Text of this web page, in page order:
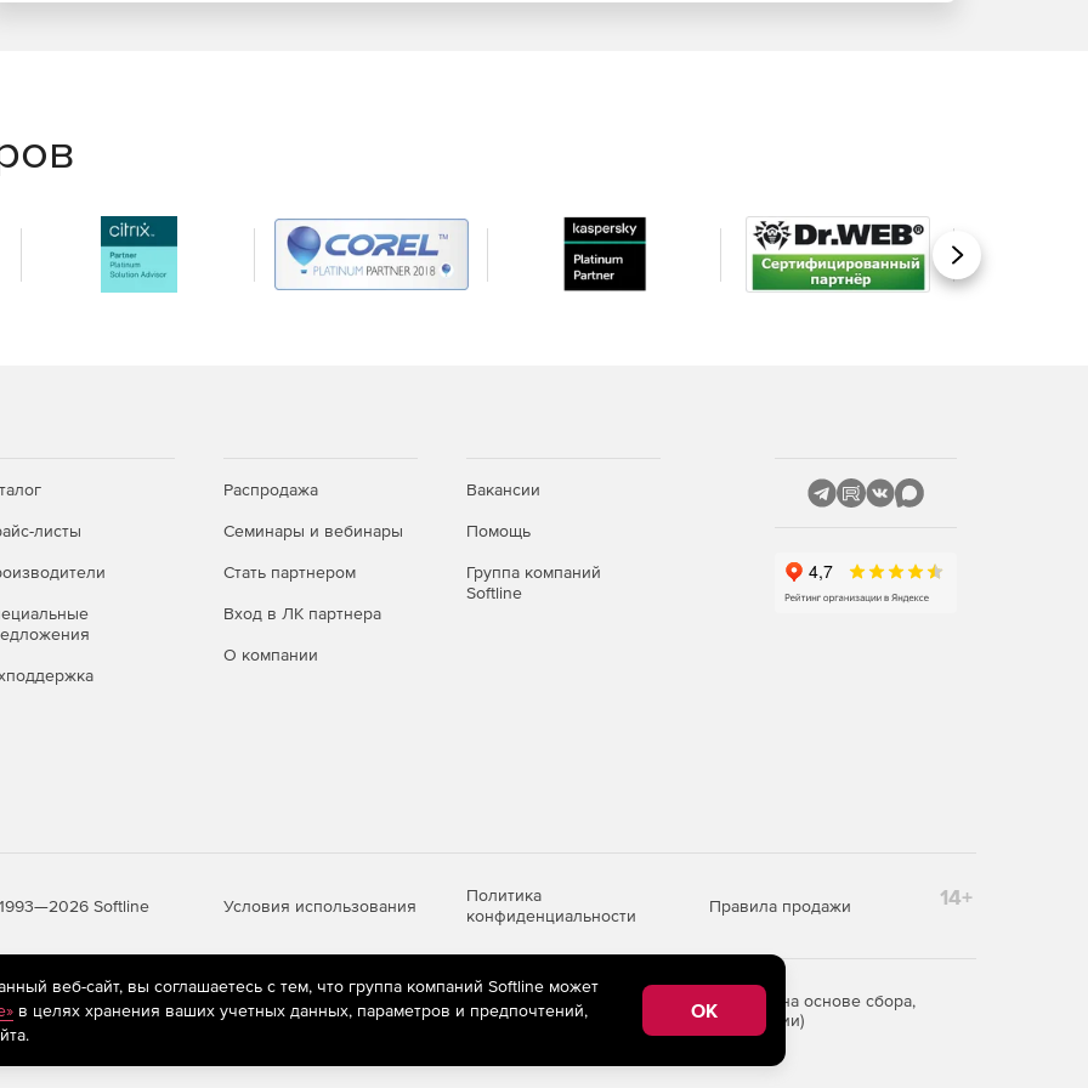
почты;
выбранный Вами сотрудник;
почтовым адресам;
Вперед
листы
Распродажа
Семинары и вебинары
Стать партнером
Вход в ЛК партнера
О компании
Вакансии
Помощь
Группа компаний
Softline
Softline Условия использования
Политика
конфиденциальности
Правила продажи 14+
рекомендательные технологии
(информационные технологии предоставления информации на основе сбора,
пользователей сети «Интернет», находящихся на территории Российской Федерации)
веб-сайт, вы соглашаетесь с тем, что группа компаний Softline может
в целях хранения ваших учетных данных, параметров и предпочтений,
OK